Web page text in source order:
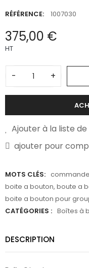
RÉFÉRENCE: 1007030
375,00 €
HT
- +
Ajouter à la liste de
ajouter pour
MOTS CLÉS:
boite a bouton, boute a
boite a bouton pour
CATÉGORIES : Boîtes à
DESCRIPTION